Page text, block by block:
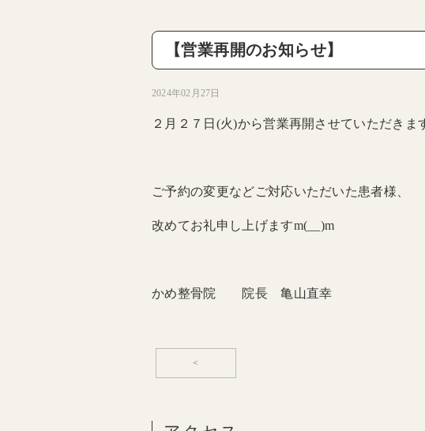
【営業再開のお知らせ】
2024年02月27日
２月２７日(火)から営業再開させていただきま
ご予約の変更などご対応いただいた患者様、
改めてお礼申し上げますm(__)m
かめ整骨院 院長 亀山直幸
<